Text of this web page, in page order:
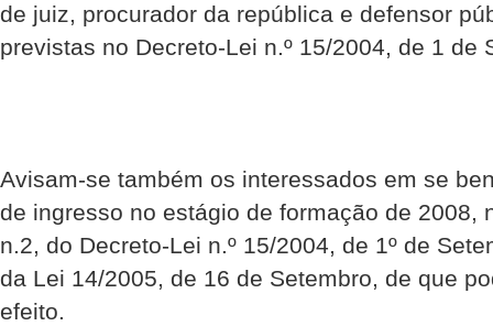
de juiz, procurador da república e defensor
previstas no Decreto-Lei n.º 15/2004, de 1 de
Avisam-se também os interessados em se
de ingresso no estágio de formação de 2008,
n.2, do Decreto-Lei n.º 15/2004, de 1º de
da Lei 14/2005, de 16 de Setembro, de que
efeito.